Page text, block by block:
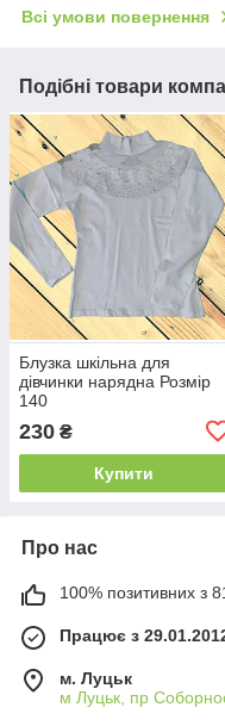
Всі умови повернення
Подібні товари
Блузка шкільна для
дівчинки нарядна Розмір
140
230 ₴
Купити
Про нас
100% позитивних з
Працює з
м. Луцьк
м Луцьк, пр